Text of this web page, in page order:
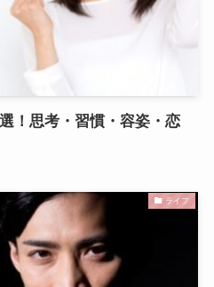
！思考・習慣・容姿・恋
ライフ